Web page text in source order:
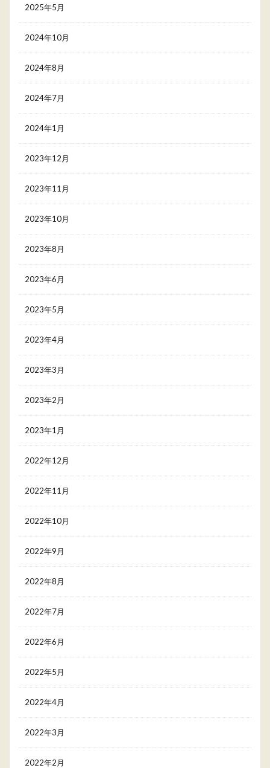
2025年5月
2024年10月
2024年8月
2024年7月
2024年1月
2023年12月
2023年11月
2023年10月
2023年8月
2023年6月
2023年5月
2023年4月
2023年3月
2023年2月
2023年1月
2022年12月
2022年11月
2022年10月
2022年9月
2022年8月
2022年7月
2022年6月
2022年5月
2022年4月
2022年3月
2022年2月